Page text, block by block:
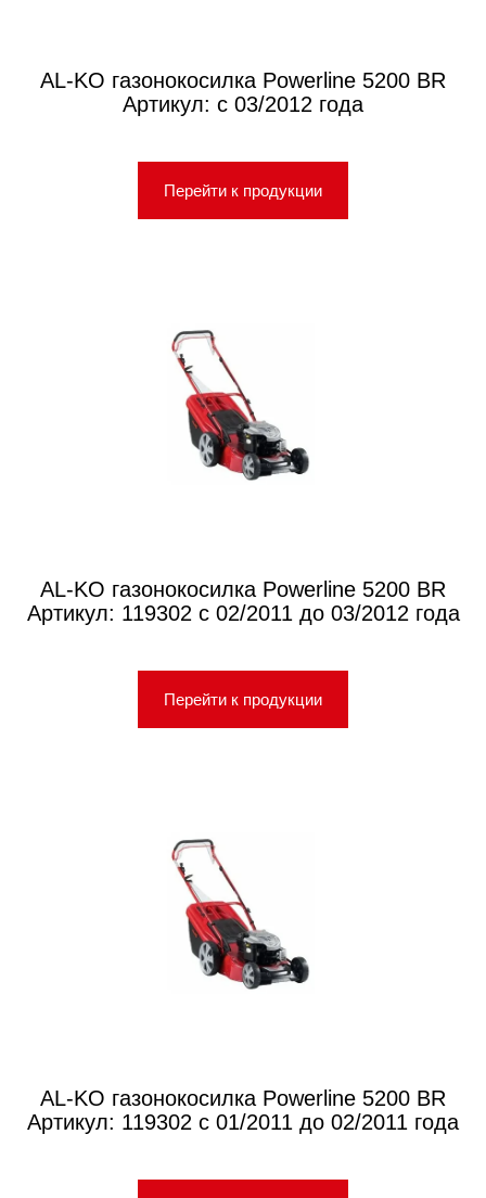
AL-KO газонокосилка Powerline 5200 BR
Артикул: с 03/2012 года
Перейти к продукции
AL-KO газонокосилка Powerline 5200 BR
Артикул: 119302 с 02/2011 до 03/2012 года
Перейти к продукции
AL-KO газонокосилка Powerline 5200 BR
Артикул: 119302 с 01/2011 до 02/2011 года